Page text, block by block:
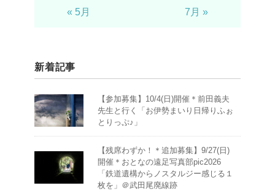
« 5月 7月 »
新着記事
【参加募集】10/4(日)開催＊前田義夫
先生と行く「お伊勢まいり日帰りふぉ
とりっぷ♪」
【残席わずか！＊追加募集】9/27(日)
開催＊おとなの遠足写真部pic2026
「鉄道遺構からノスタルジー感じる１
枚を」＠武田尾廃線跡